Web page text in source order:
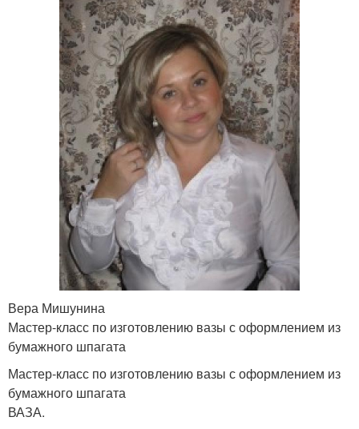
Вера Мишунина
Мастер-класс по изготовлению вазы с оформлением из
бумажного шпагата
Мастер-класс по изготовлению вазы с оформлением из
бумажного шпагата
ВАЗА.